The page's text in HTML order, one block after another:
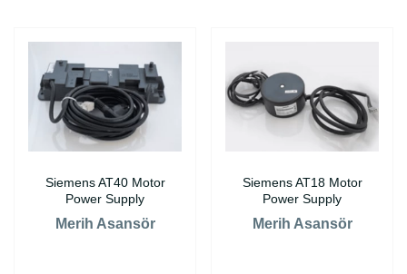
Siemens AT40 Motor
Power Supply
Merih Asansör
Siemens AT18 Motor
Power Supply
Merih Asansör